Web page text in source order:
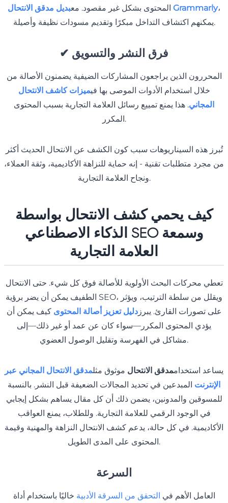
المحتوى بشكل غير مقصود. مع بديل مدقق الانتحال Grammarly،
يمكنهم اكتشاف التداخل مبكرًا وتقديم مسودات نظيفة وأصيلة.
✔ فرق النشر والتسويق
المحررون الذين يراجعون المشاركات الضيفية يضمنون الأصالة من
خلال استخدام الأدوات الموصى بها فيميزات كاشف الانتحال
المجاني. هذا يمنع تمييع رسائل العلامة التجارية بسبب المحتوى
المكرر.
تُبرز هذه السيناريوهات سبب كون الكشف عن الانتحال الحديث أكثر
من مجرد متطلبات تقنية - إنه حماية للنزاهة الأكاديمية، وثقة العملاء،
ونجاح العلامة التجارية.
كيف يحمي كشف الانتحال بواسطة
الذكاء الاصطناعي SEO وسمعة
العلامة التجارية
تعطي محركات البحث الأولوية للأصالة فوق كل شيء. حتى الانتحال
الطفيف يمكن أن يضر برؤية SEO، ويقلل من سلطة الترتيب، ويؤثر
على تصورات القارئ. يبرزدليل تعزيز أصالة المحتوى كيف يمكن أن
يؤدي المحتوى المكرر—سواء كان عن عمد أو غير ذلك—إلى
مشاكل في الفهرسة وتقليل الوصول العضوي.
يساعد استخداممدقق الانتحال موثوق مثلمدقق الانتحال المجاني عبر
الإنترنت المبدعين في تحديد المجالات الضعيفة قبل النشر. بالنسبة
للمسوقين والمدونين، يضمن ذلك أن كل مقال يساهم بشكل إيجابي
في الوجود الرقمي للعلامة التجارية. وللطلاب، يمنع العواقب
الأكاديمية. في كل حالة، يدعم كشف الانتحال النزاهة والمهنية وقيمة
المحتوى على المدى الطويل.
السرعة
العامل الأهم في التحقق من السرقة الأدبية خاليًا باستخدام أداة